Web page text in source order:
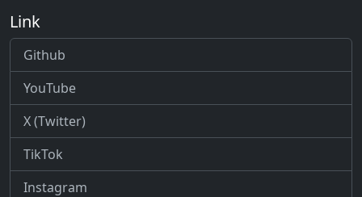
Link
Github
YouTube
X (Twitter)
TikTok
Instagram